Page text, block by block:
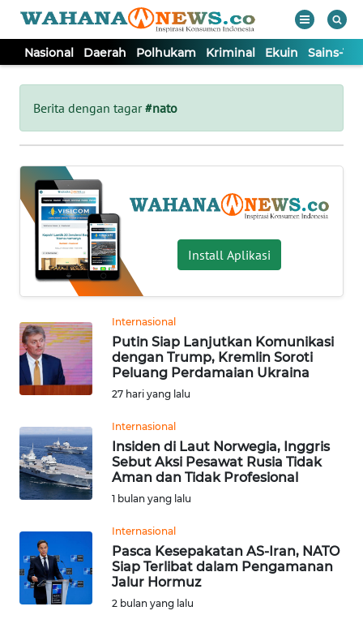
Nasional Daerah Polhukam Kriminal Ekuin Sains-
Berita dengan tagar#nato
Install Aplikasi
Internasional
Putin Siap Lanjutkan Komunikasi
dengan Trump, Kremlin Soroti
Peluang Perdamaian Ukraina
27 hari yang lalu
Internasional
Insiden di Laut Norwegia, Inggris
Sebut Aksi Pesawat Rusia Tidak
Aman dan Tidak Profesional
1 bulan yang lalu
Internasional
Pasca Kesepakatan AS-Iran, NATO
Siap Terlibat dalam Pengamanan
Jalur Hormuz
2 bulan yang lalu
Tutup
NASIONAL
DAERAH
POLHUKAM
KRIMINAL
EKUIN
SAINS-TEKNO
INTERNASIONAL
PENDIDIKAN
OLAHRAGA